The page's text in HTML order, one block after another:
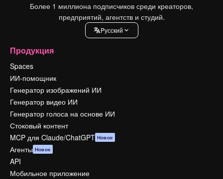
Более 1 миллиона подписчиков среди креаторов,
предприятий, агентств и студий.
Pусский
Продукция
Spaces
ИИ-помощник
Генератор изображений ИИ
Генератор видео ИИ
Генератор голоса на основе ИИ
Стоковый контент
MCP для Claude/ChatGPT Новое
Агенты Новое
API
Мобильное приложение